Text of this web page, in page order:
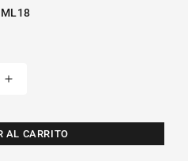
Aumentar
para
Polea
AL CARRITO